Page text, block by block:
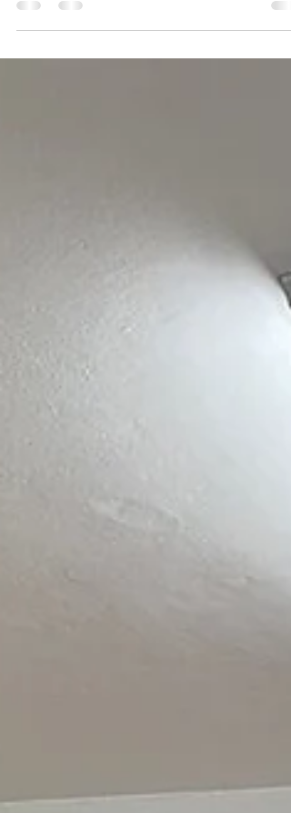
discussão vai além da PL 2630 - conhecida
popularmente como a...